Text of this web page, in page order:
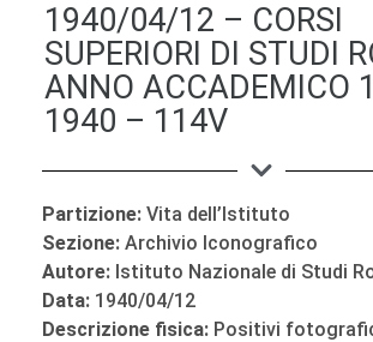
1940/04/12 – CORSI
SUPERIORI DI STUDI
ANNO ACCADEMICO
1940 – 114V
Partizione: Vita dell’Istituto
Sezione: Archivio Iconografico
Autore: Istituto Nazionale di Studi
Data: 1940/04/12
Descrizione fisica: Positivi